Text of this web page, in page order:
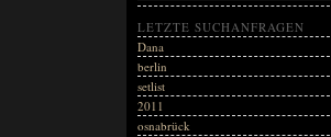
LETZTE SUCHANFRAGEN
Dana
berlin
setlist
2011
osnabrück